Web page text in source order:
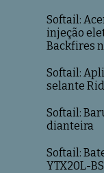
Softail:
injeção
Backfires
Softail:
selante
Softail:
dianteira
Softail:
YTX20L-BS